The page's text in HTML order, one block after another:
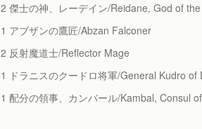
2 傑士の神、レーデイン/Reidane, God of
1 アブザンの鷹匠/Abzan Falconer
2 反射魔道士/Reflector Mage
1 ドラニスのクードロ将軍/General Kudro of
1 配分の領事、カンバール/Kambal, Consul